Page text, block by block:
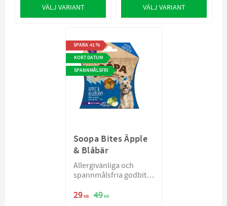
VÄLJ VARIANT VÄLJ VARIANT
Soopa Bites Äpple
& Blåbär
Allergivänliga och
spannmålsfria godbitar
29KR 49KR
SPARA 41%
KORT DATUM
SPANNMÅLSFRI